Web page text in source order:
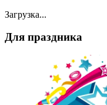
Загрузка...
Для праздника